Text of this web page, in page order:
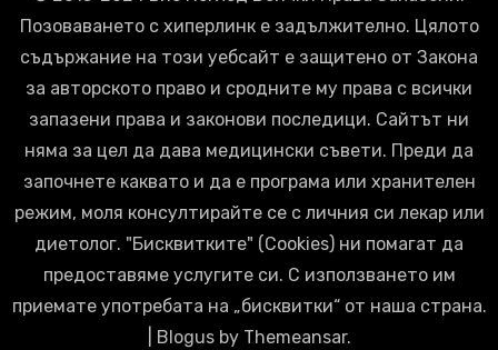
Позоваването с хиперлинк е задължително. Цялото
съдържание на този уебсайт е защитено от Закона
за авторското право и сродните му права с всички
запазени права и законови последици. Сайтът ни
няма за цел да дава медицински съвети. Преди да
започнете каквато и да е програма или хранителен
режим, моля консултирайте се с личния си лекар или
диетолог. "Бисквитките" (Cookies) ни помагат да
предоставяме услугите си. С използването им
приемате употребата на „бисквитки“ от наша страна.
Blogusby Themeansar.